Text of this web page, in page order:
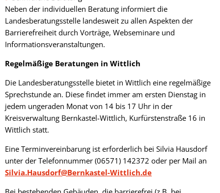
Neben der individuellen Beratung informiert die
Landesberatungsstelle landesweit zu allen Aspekten der
Barrierefreiheit durch Vorträge, Webseminare und
Informationsveranstaltungen.
Regelmäßige Beratungen in Wittlich
Die Landesberatungsstelle bietet in Wittlich eine regelmäßige
Sprechstunde an. Diese findet immer am ersten Dienstag in
jedem ungeraden Monat von 14 bis 17 Uhr in der
Kreisverwaltung Bernkastel-Wittlich, Kurfürstenstraße 16 in
Wittlich statt.
Eine Terminvereinbarung ist erforderlich bei Silvia Hausdorf
unter der Telefonnummer (06571) 142372 oder per Mail an
Silvia.Hausdorf@Bernkastel-Wittlich.de